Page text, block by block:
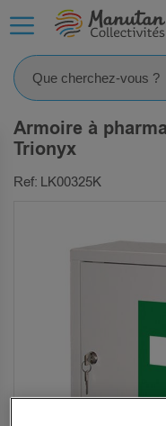
Armoire à
Trionyx
Ref: LK00325K